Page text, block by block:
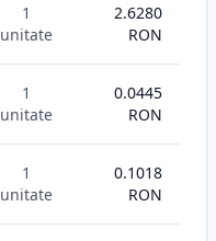
1
unitate
2.6280
RON
1
unitate
0.0445
RON
1
unitate
0.1018
RON